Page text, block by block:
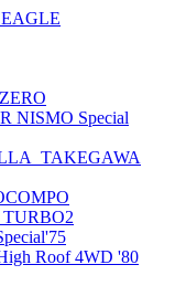
NISMO Special
Roof 4WD '80